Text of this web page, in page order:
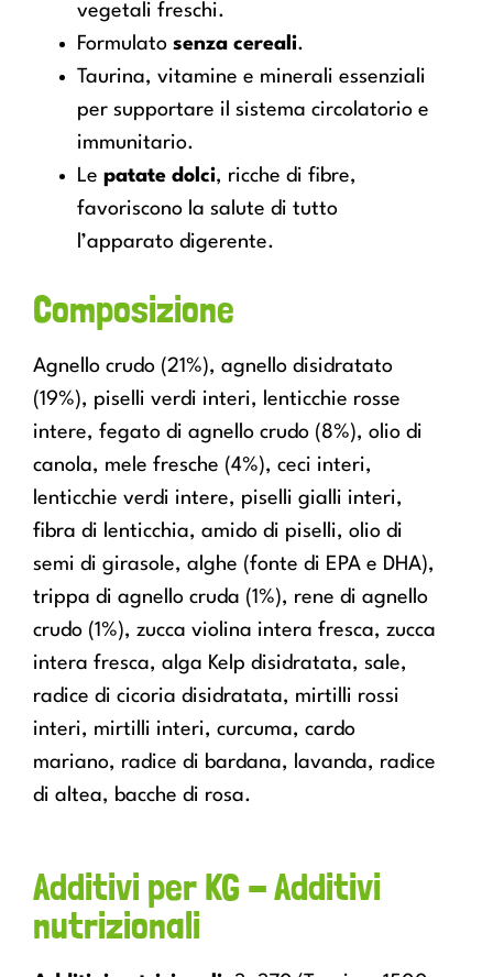
vegetali freschi.
Formulato senza cereali.
Taurina, vitamine e minerali essenziali
per supportare il sistema circolatorio e
immunitario.
Le patate dolci, ricche di fibre,
favoriscono la salute di tutto
l’apparato digerente.
Composizione
Agnello crudo (21%), agnello disidratato
(19%), piselli verdi interi, lenticchie rosse
intere, fegato di agnello crudo (8%), olio di
canola, mele fresche (4%), ceci interi,
lenticchie verdi intere, piselli gialli interi,
fibra di lenticchia, amido di piselli, olio di
semi di girasole, alghe (fonte di EPA e DHA),
trippa di agnello cruda (1%), rene di agnello
crudo (1%), zucca violina intera fresca, zucca
intera fresca, alga Kelp disidratata, sale,
radice di cicoria disidratata, mirtilli rossi
interi, mirtilli interi, curcuma, cardo
mariano, radice di bardana, lavanda, radice
di altea, bacche di rosa.
Additivi per KG - Additivi
nutrizionali